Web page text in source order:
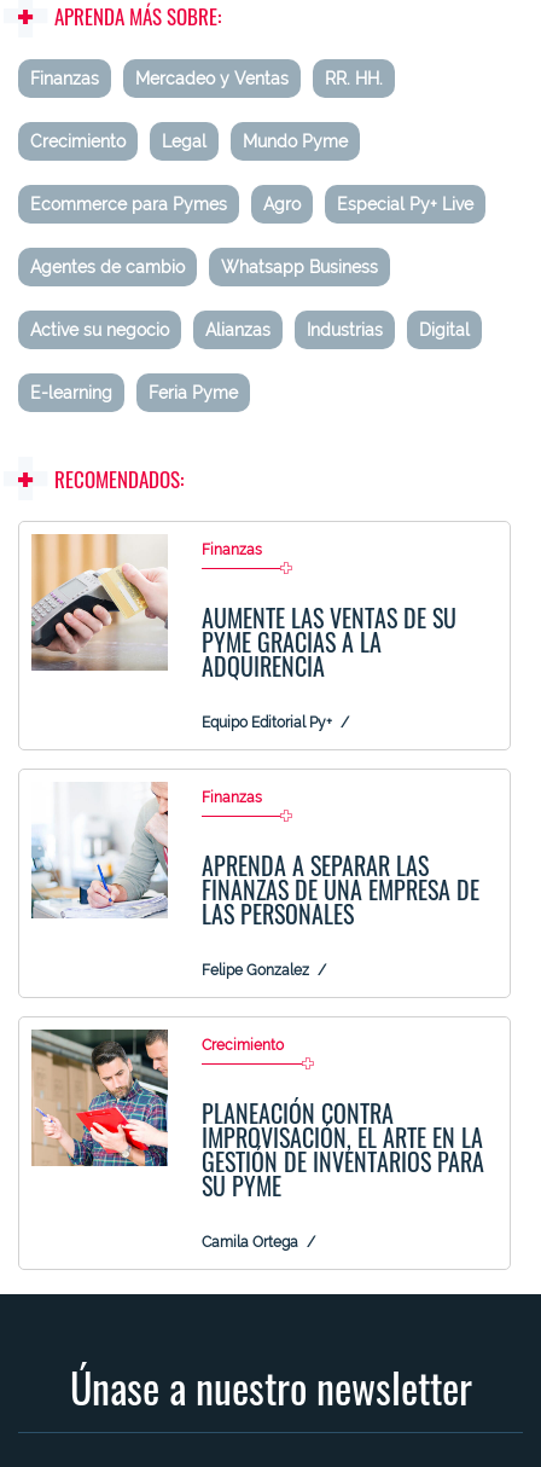
APRENDA MÁS SOBRE:
Finanzas Mercadeo y Ventas RR. HH.
Crecimiento Legal Mundo Pyme
Ecommerce para Pymes Agro Especial Py+ Live
Agentes de cambio Whatsapp Business
Active su negocio Alianzas Industrias Digital
E-learning Feria Pyme
RECOMENDADOS:
Finanzas
AUMENTE LAS VENTAS DE SU
PYME GRACIAS A LA
ADQUIRENCIA
Equipo Editorial Py+
Finanzas
APRENDA A SEPARAR LAS
FINANZAS DE UNA EMPRESA DE
LAS PERSONALES
Felipe Gonzalez
Crecimiento
PLANEACIÓN CONTRA
IMPROVISACIÓN, EL ARTE EN LA
GESTIÓN DE INVENTARIOS PARA
SU PYME
Camila Ortega
Únase a nuestro newsletter